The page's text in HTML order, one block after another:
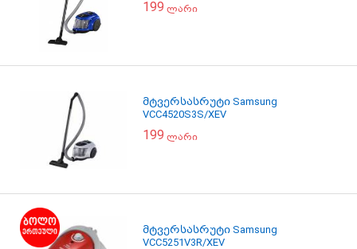
199 ლარი
მტვერსასრუტი Samsung
VCC4520S3S/XEV
199 ლარი
მტვერსასრუტი Samsung
VCC5251V3R/XEV